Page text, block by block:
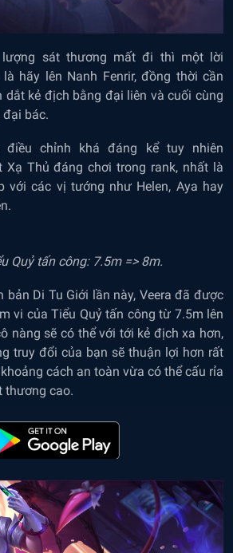
sát thương mất đi thì một lời
hãy lên Nanh Fenrir, đồng thời cần
dắt kẻ địch bằng đại liên và cuối cùng
đại bác.
chỉnh khá đáng kể tuy nhiên
Xạ Thủ đáng chơi trong rank, nhất là
với các vị tướng như Helen, Aya hay
Quỷ tấn công: 7.5m => 8m.
bản Di Tu Giới lần này, Veera đã được
vi của Tiểu Quỷ tấn công từ 7.5m lên
nàng sẽ có thể với tới kẻ địch xa hơn,
truy đổi của bạn sẽ thuận lợi hơn rất
cách an toàn vừa có thể cấu rỉa
thương cao.